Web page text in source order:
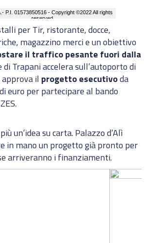
per Tir, ristorante, docce,
magazzino merci e un obiettivo
il traffico pesante fuori dalla
di Trapani accelera sull’autoporto di
il progetto esecutivoda
euro per partecipare al bando
un’idea su carta. Palazzo d’Alì
in mano un progetto già pronto per
arriveranno i finanziamenti.